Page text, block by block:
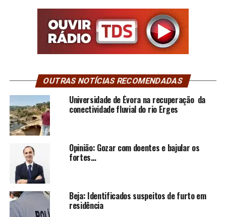
OUTRAS NOTÍCIAS RECOMENDADAS
Universidade de Évora na recuperação da
conectividade fluvial do rio Erges
Opinião: Gozar com doentes e bajular os
fortes…
Beja: Identificados suspeitos de furto em
residência